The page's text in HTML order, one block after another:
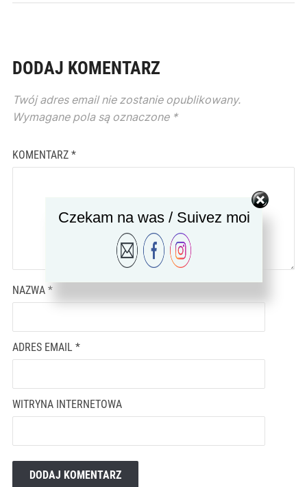
DODAJ KOMENTARZ
Twój adres email nie zostanie opublikowany.
Wymagane pola są oznaczone *
KOMENTARZ *
NAZWA *
ADRES EMAIL *
WITRYNA INTERNETOWA
Czekam na was / Suivez moi